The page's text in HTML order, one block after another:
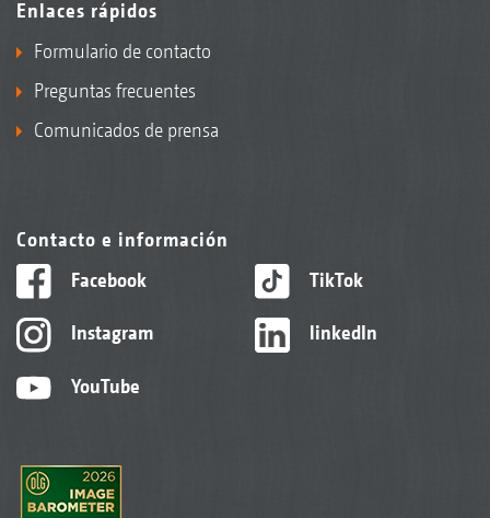
Enlaces rápidos
Formulario de contacto
Preguntas frecuentes
Comunicados de prensa
Contacto e información
Facebook
Instagram
YouTube
TikTok
linkedIn